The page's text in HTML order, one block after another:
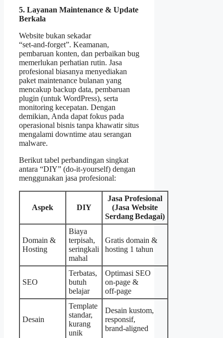
5. Layanan Maintenance & Update
Berkala
Website bukan sekadar
“set‑and‑forget”. Keamanan,
pembaruan konten, dan perbaikan bug
memerlukan perhatian rutin. Jasa
profesional biasanya menyediakan
paket maintenance bulanan yang
mencakup backup data, pembaruan
plugin (untuk WordPress), serta
monitoring kecepatan. Dengan
demikian, Anda dapat fokus pada
operasional bisnis tanpa khawatir situs
mengalami downtime atau serangan
malware.
Berikut tabel perbandingan singkat
antara “DIY” (do‑it‑yourself) dengan
menggunakan jasa profesional:
Aspek DIY
Jasa Profesional
(Jasa Website
Serdang Bedagai)
Domain &
Hosting
Biaya
terpisah,
seringkali
mahal
Gratis domain &
hosting 1 tahun
SEO
Terbatas,
butuh
belajar
Optimasi SEO
on‑page &
off‑page
Desain
Template
standar,
kurang
unik
Desain kustom,
responsif,
brand‑aligned